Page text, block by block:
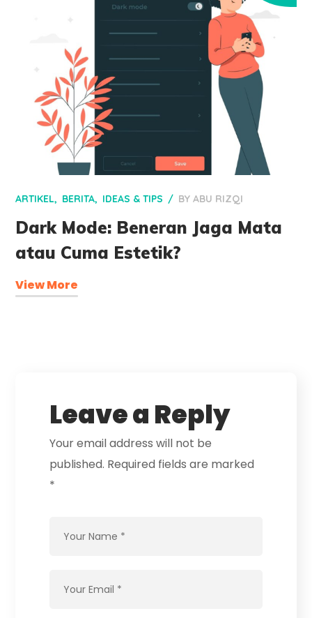
ARTIKEL BERITA IDEAS & TIPS BYABU RIZQI
Dark Mode: Beneran Jaga Mata
atau Cuma Estetik?
View More
Leave a Reply
Your email address will not be
published. Required fields are marked
*